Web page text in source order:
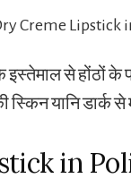
से होंठों
यानि डार्क
in